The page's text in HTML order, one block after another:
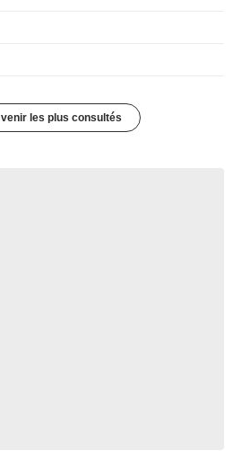
les plus consultés